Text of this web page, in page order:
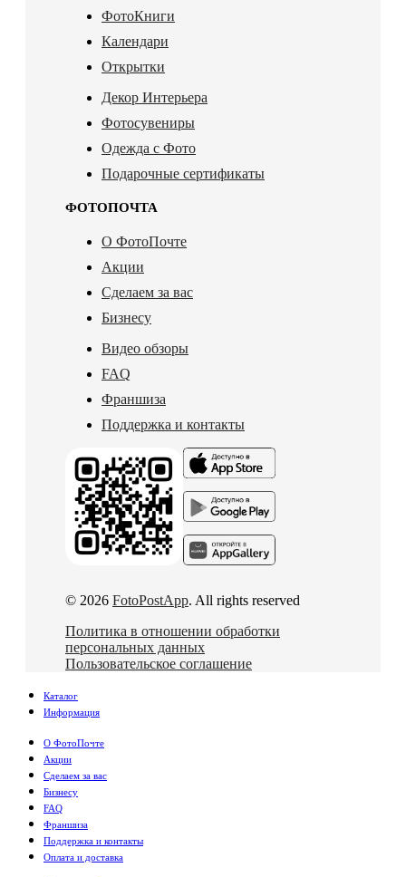
ФотоКниги
Календари
Открытки
Декор Интерьера
Фотосувениры
Одежда с Фото
Подарочные сертификаты
ФОТОПОЧТА
О ФотоПочте
Акции
Сделаем за вас
Бизнесу
Видео обзоры
FAQ
Франшиза
Поддержка и контакты
© 2026 FotoPostApp. All rights reserved
Политика в отношении обработки
персональных данных
Пользовательское соглашение
Каталог
Информация
О ФотоПочте
Акции
Сделаем за вас
Бизнесу
FAQ
Франшиза
Поддержка и контакты
Оплата и доставка